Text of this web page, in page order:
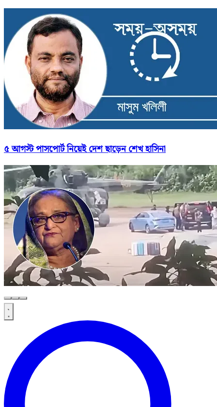
৫ আগস্ট পাসপোর্ট নিয়েই দেশ ছাড়েন শেখ হাসিনা